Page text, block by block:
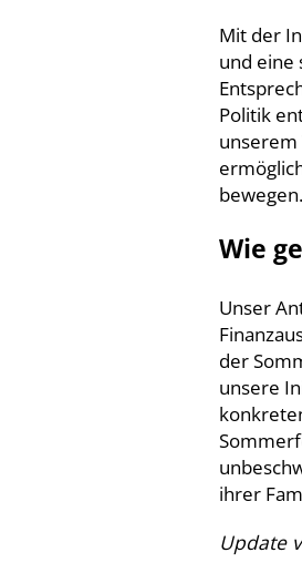
Mit der
und eine
Politik
unserem
Wie
Unser
der
unsere
ihrer
Update